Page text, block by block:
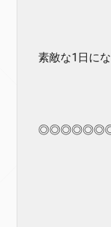
素敵な1日にな